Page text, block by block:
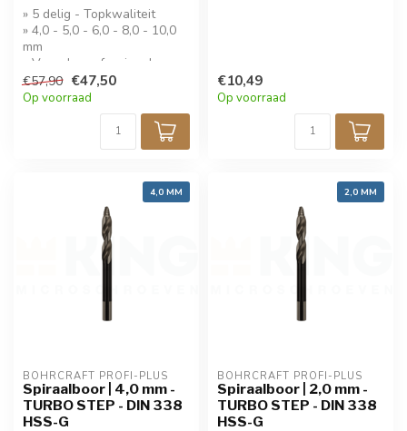
» 5 delig - Topkwaliteit
» 4,0 - 5,0 - 6,0 - 8,0 - 10,0
mm
» Voor de professional
» Turbostep boren
€57,90 €47,50
Op voorraad
€10,49
Op voorraad
4,0 MM
BOHRCRAFT PROFI-PLUS
Spiraalboor | 4,0 mm -
TURBO STEP - DIN 338
HSS-G
2,0 MM
BOHRCRAFT PROFI-PLUS
Spiraalboor | 2,0 mm -
TURBO STEP - DIN 338
HSS-G